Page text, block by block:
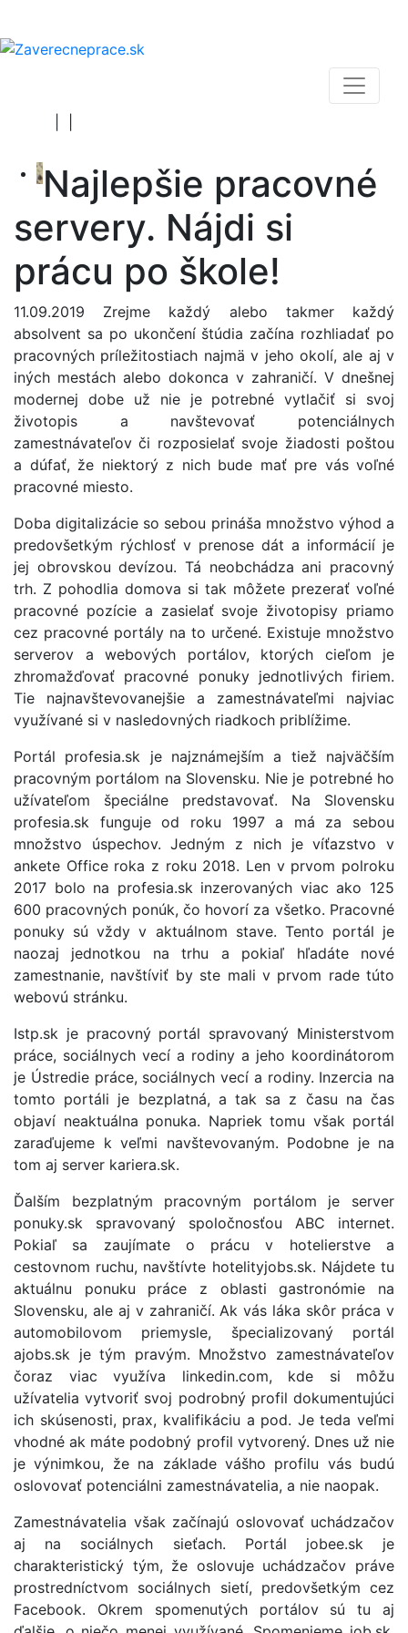
Najlepšie pracovné
servery. Nájdi si
prácu po škole!
11.09.2019 Zrejme každý alebo takmer každý
absolvent sa po ukončení štúdia začína rozhliadať po
pracovných príležitostiach najmä v jeho okolí, ale aj v
iných mestách alebo dokonca v zahraničí. V dnešnej
modernej dobe už nie je potrebné vytlačiť si svoj
životopis a navštevovať potenciálnych
zamestnávateľov či rozposielať svoje žiadosti poštou
a dúfať, že niektorý z nich bude mať pre vás voľné
pracovné miesto.
Doba digitalizácie so sebou prináša množstvo výhod a
predovšetkým rýchlosť v prenose dát a informácií je
jej obrovskou devízou. Tá neobchádza ani pracovný
trh. Z pohodlia domova si tak môžete prezerať voľné
pracovné pozície a zasielať svoje životopisy priamo
cez pracovné portály na to určené. Existuje množstvo
serverov a webových portálov, ktorých cieľom je
zhromažďovať pracovné ponuky jednotlivých firiem.
Tie najnavštevovanejšie a zamestnávateľmi najviac
využívané si v nasledovných riadkoch priblížime.
Portál profesia.sk je najznámejším a tiež najväčším
pracovným portálom na Slovensku. Nie je potrebné ho
užívateľom špeciálne predstavovať. Na Slovensku
profesia.sk funguje od roku 1997 a má za sebou
množstvo úspechov. Jedným z nich je víťazstvo v
ankete Office roka z roku 2018. Len v prvom polroku
2017 bolo na profesia.sk inzerovaných viac ako 125
600 pracovných ponúk, čo hovorí za všetko. Pracovné
ponuky sú vždy v aktuálnom stave. Tento portál je
naozaj jednotkou na trhu a pokiaľ hľadáte nové
zamestnanie, navštíviť by ste mali v prvom rade túto
webovú stránku.
Istp.sk je pracovný portál spravovaný Ministerstvom
práce, sociálnych vecí a rodiny a jeho koordinátorom
je Ústredie práce, sociálnych vecí a rodiny. Inzercia na
tomto portáli je bezplatná, a tak sa z času na čas
objaví neaktuálna ponuka. Napriek tomu však portál
zaraďujeme k veľmi navštevovaným. Podobne je na
tom aj server kariera.sk.
Ďalším bezplatným pracovným portálom je server
ponuky.sk spravovaný spoločnosťou ABC internet.
Pokiaľ sa zaujímate o prácu v hotelierstve a
cestovnom ruchu, navštívte hotelityjobs.sk. Nájdete tu
aktuálnu ponuku práce z oblasti gastronómie na
Slovensku, ale aj v zahraničí. Ak vás láka skôr práca v
automobilovom priemysle, špecializovaný portál
ajobs.sk je tým pravým. Množstvo zamestnávateľov
čoraz viac využíva linkedin.com, kde si môžu
užívatelia vytvoriť svoj podrobný profil dokumentujúci
ich skúsenosti, prax, kvalifikáciu a pod. Je teda veľmi
vhodné ak máte podobný profil vytvorený. Dnes už nie
je výnimkou, že na základe vášho profilu vás budú
oslovovať potenciálni zamestnávatelia, a nie naopak.
Zamestnávatelia však začínajú oslovovať uchádzačov
aj na sociálnych sieťach. Portál jobee.sk je
charakteristický tým, že oslovuje uchádzačov práve
prostredníctvom sociálnych sietí, predovšetkým cez
Facebook. Okrem spomenutých portálov sú tu aj